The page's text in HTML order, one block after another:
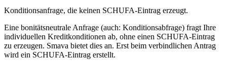
Konditionsanfrage, die keinen SCHUFA-Eintrag erzeugt.
Eine bonitätsneutrale Anfrage (auch: Konditionsabfrage) fragt Ihre
individuellen Kreditkonditionen ab, ohne einen SCHUFA-Eintrag
zu erzeugen. Smava bietet dies an. Erst beim verbindlichen Antrag
wird ein SCHUFA-Eintrag erstellt.